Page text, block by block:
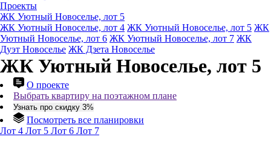
Проекты
ЖК Уютный Новоселье, лот 5
ЖК Уютный Новоселье, лот 4 ЖК Уютный Новоселье, лот 5 ЖК
Уютный Новоселье, лот 6 ЖК Уютный Новоселье, лот 7 ЖК
Дуэт Новоселье ЖК Дзета Новоселье
ЖК Уютный Новоселье, лот 5
О проекте
Выбрать квартиру на поэтажном плане
Узнать про скидку 3%
Посмотреть все планировки
Лот 4 Лот 5 Лот 6 Лот 7